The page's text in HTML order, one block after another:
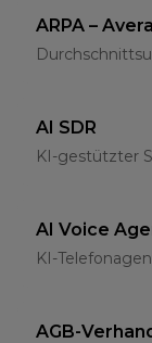
ARPA –
AI SDR
KI-gestützter
AI Voice
KI-
AGB-